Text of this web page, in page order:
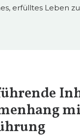
erfülltes Leben